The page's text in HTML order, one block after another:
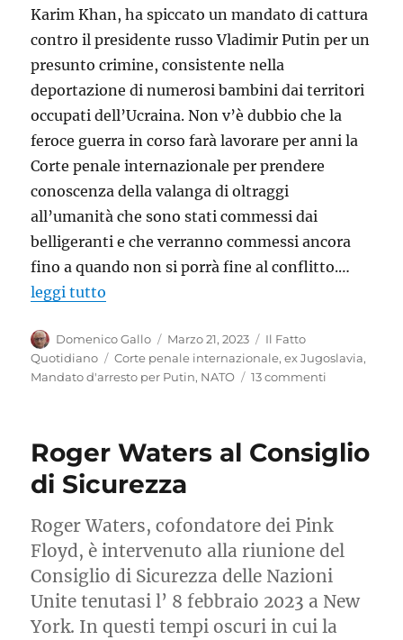
Karim Khan, ha spiccato un mandato di cattura
contro il presidente russo Vladimir Putin per un
presunto crimine, consistente nella
deportazione di numerosi bambini dai territori
occupati dell’Ucraina. Non v’è dubbio che la
feroce guerra in corso farà lavorare per anni la
Corte penale internazionale per prendere
conoscenza della valanga di oltraggi
all’umanità che sono stati commessi dai
belligeranti e che verranno commessi ancora
fino a quando non si porrà fine al conflitto.…
leggi tutto
Autore
Domenico Gallo
Pubblicato
il
Marzo 21, 2023 Categorie
Il Fatto
Quotidiano
Tag
Corte penale internazionale,ex Jugoslavia,
Mandato d'arresto per Putin, NATO 13 commenti
al
servizio
non
della
guerra
Roger Waters al Consiglio
di Sicurezza
Roger Waters, cofondatore dei Pink
Floyd, è intervenuto alla riunione del
Consiglio di Sicurezza delle Nazioni
Unite tenutasi l’ 8 febbraio 2023 a New
York. In questi tempi oscuri in cui la